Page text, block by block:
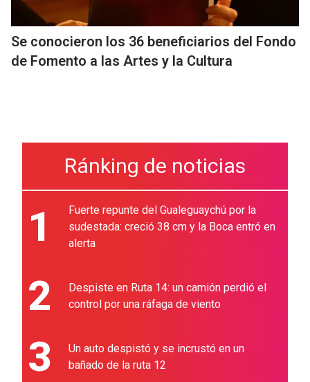
Se conocieron los 36 beneficiarios del Fondo
de Fomento a las Artes y la Cultura
Ránking de noticias
1
Fuerte repunte del Gualeguaychú por la
sudestada: creció 38 cm y la Boca entró en
alerta
2
Despiste en Ruta 14: un camión perdió el
control por una ráfaga de viento
3
Un auto despistó y se incrustó en un
bañado de la ruta 12